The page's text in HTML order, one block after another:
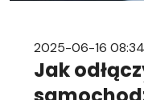
2025-06-16
Jak